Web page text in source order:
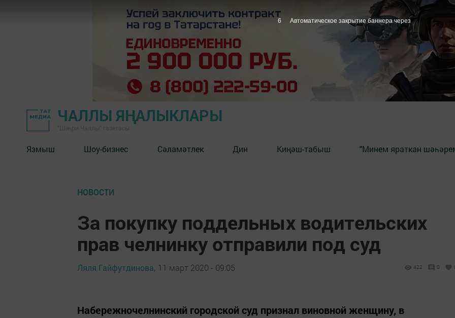
ЧАЛЛЫ ЯҢАЛЫКЛАРЫ
Язмыш Шоу-бизнес Сәламәтлек Дин Киңәш-табыш "Минем яраткан
НОВОСТИ
За покупку поддельных водительских
прав челнинку отправили под суд
Ляля Гайфутдинова, 11 март 2020 - 09:05 422 0
Набережночелнинский городской суд признал виновной женщину, в
5 Автоматическое закрытие баннера через